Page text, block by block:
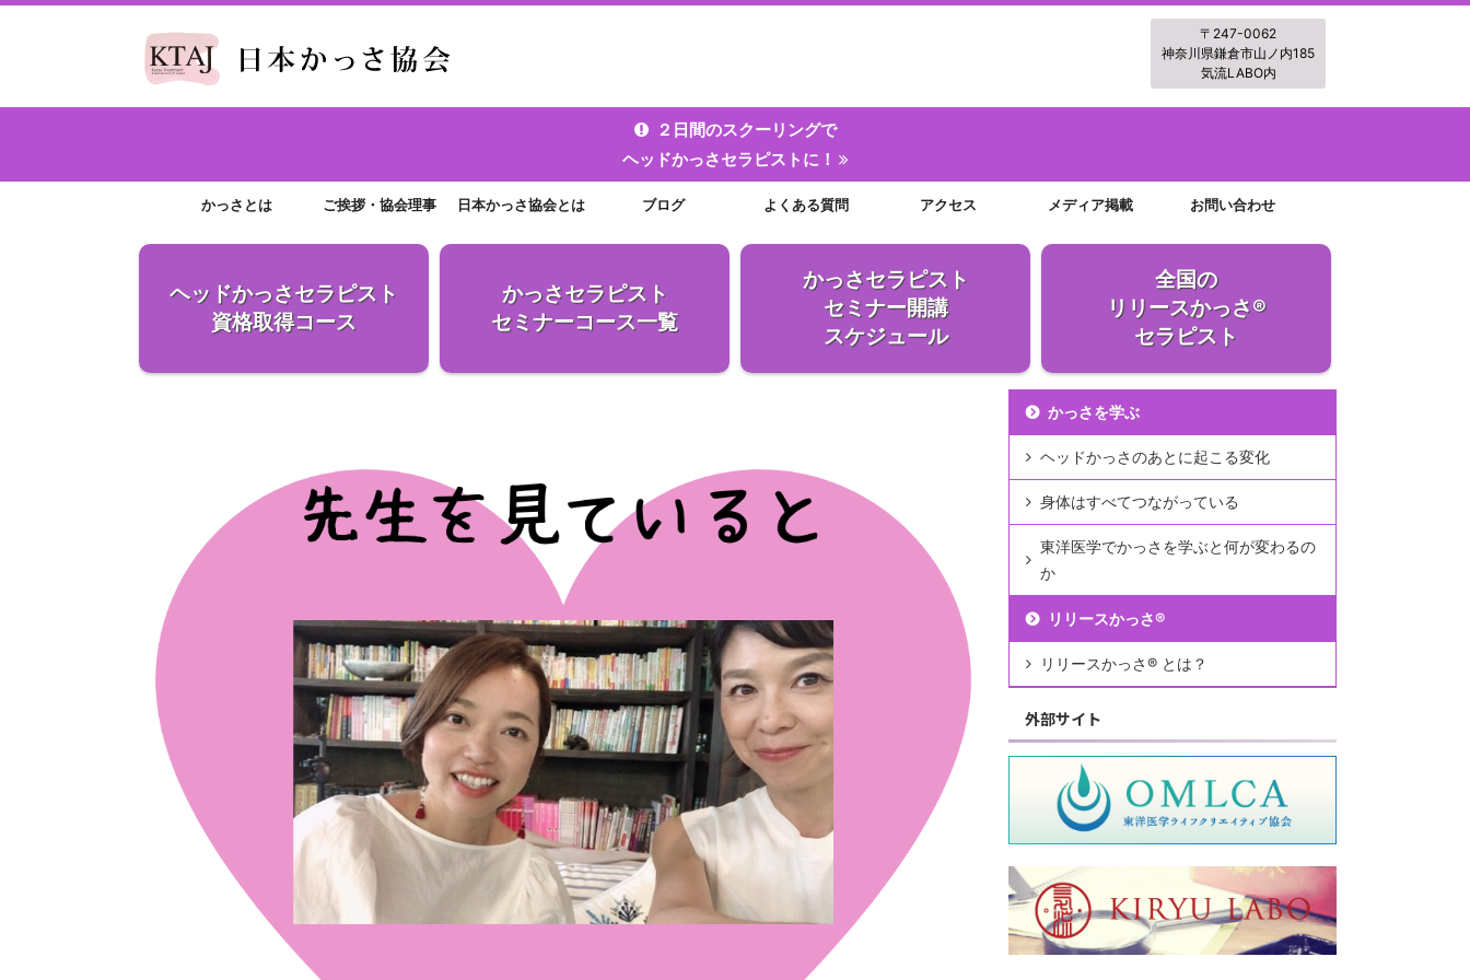
〒247-0062
神奈川県鎌倉市山ノ内185
気流LABO内
２日間のスクーリングで
ヘッドかっさセラピストに！
かっさとは ご挨拶・協会理事 日本かっさ協会とは ブログ よくある質問 アクセス メディア掲載 お問い合わせ
ヘッドかっさセラピスト
資格取得コース
かっさセラピスト
セミナーコース一覧
かっさセラピスト
セミナー開講
スケジュール
全国の
リリースかっさ®
セラピスト
かっさを学ぶ
ヘッドかっさのあとに起こる変化
身体はすべてつながっている
東洋医学でかっさを学ぶと何が変わるの
か
リリースかっさ®︎
リリースかっさ®︎ とは？
外部サイト